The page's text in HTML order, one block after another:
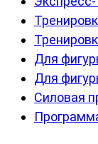
Для
Для
Силовая